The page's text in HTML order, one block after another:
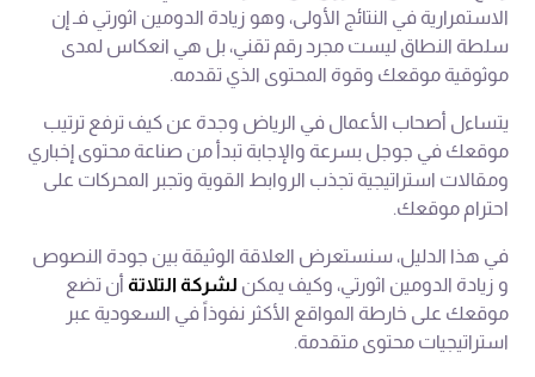
الاستمرارية في النتائج الأولى، وهو زيادة الدومين اثورتي فـ إن
سلطة النطاق ليست مجرد رقم تقني، بل هي انعكاس لمدى
موثوقية موقعك وقوة المحتوى الذي تقدمه.
يتساءل أصحاب الأعمال في الرياض وجدة عن كيف ترفع ترتيب
موقعك في جوجل بسرعة والإجابة تبدأ من صناعة محتوى إخباري
ومقالات استراتيجية تجذب الروابط القوية وتجبر المحركات على
احترام موقعك.
في هذا الدليل، سنستعرض العلاقة الوثيقة بين جودة النصوص
و زيادة الدومين اثورتي، وكيف يمكن لشركة التلاتة أن تضع
موقعك على خارطة المواقع الأكثر نفوذاً في السعودية عبر
استراتيجيات محتوى متقدمة.